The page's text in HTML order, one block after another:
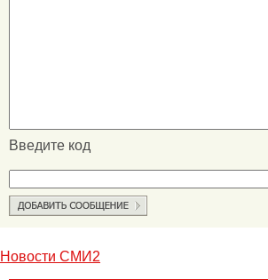
Введите код
Новости СМИ2